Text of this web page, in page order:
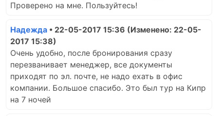
Проверено на мне. Пользуйтесь!
Надежда • 22-05-2017 15:36 (Изменено: 22-05-
2017 15:38)
Очень удобно, после бронирования сразу
перезванивает менеджер, все документы
приходят по эл. почте, не надо ехать в офис
компании. Большое спасибо. Это был тур на Кипр
на 7 ночей